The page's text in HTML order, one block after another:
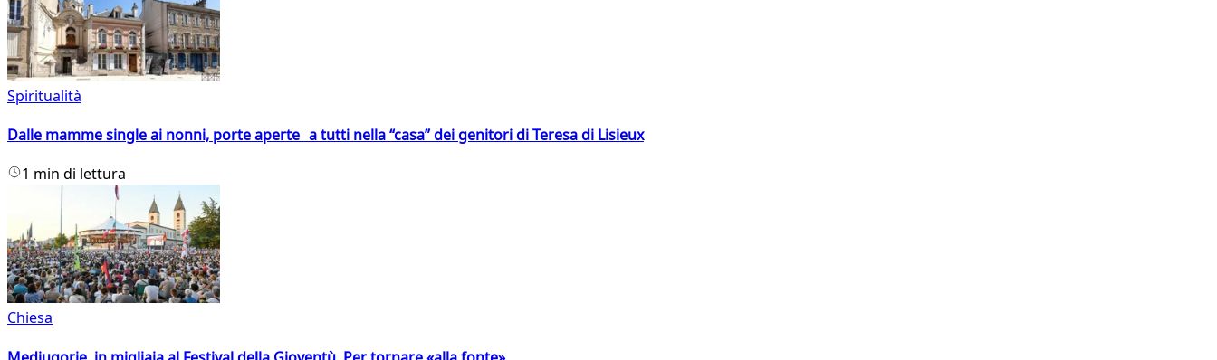
Spiritualità
Dalle mamme single ai nonni, porte aperte a tutti nella “casa” dei genitori di Teresa di Lisieux
1 min di lettura
Chiesa